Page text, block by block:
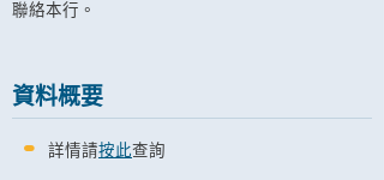
聯絡本行。
資料概要
詳情請按此查詢